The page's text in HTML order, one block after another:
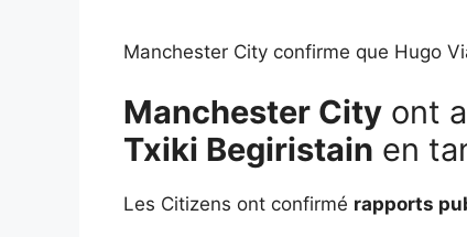
Manchester City confirme que Hugo
Manchester City ont
Txiki Begiristain en
Les Citizens ont confirmé rapports